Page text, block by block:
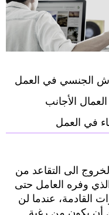
الجنسي في العمل
العمال الأجانب
في العمل
الى التقاعد من
وفره العامل حتى
القادمة، عندما لن